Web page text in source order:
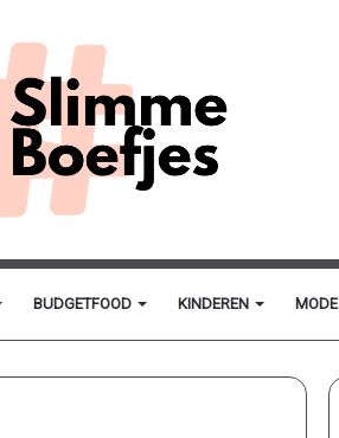
BUDGETFOOD KINDEREN MODE